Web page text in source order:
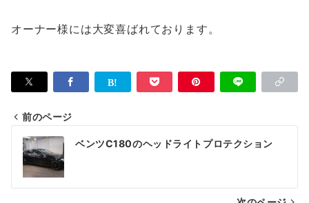
オーナー様には大変喜ばれております。
投
稿
ナ
前のページ
ベンツC180のヘッドライトプロテクション